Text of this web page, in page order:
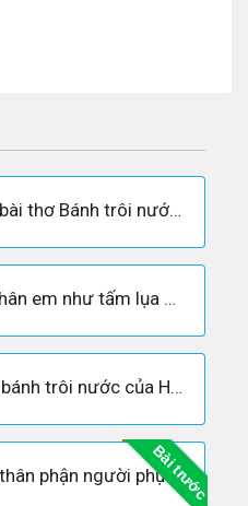
Phát biểu cảm nghĩ về bài thơ Bánh trôi nước hay nhất
Cảm nhận về câu thơ thân em như tấm lụa đào phất phơ giữa chợ biết vào tay ai
Dàn ý cảm nhận về bài bánh trôi nước của Hồ Xuân hương
Bài trước
Đoạn văn cảm nghĩ về thân phận người phụ nữ trong bài bánh trôi nước